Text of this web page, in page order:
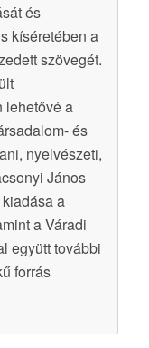
és
kíséretében a
szövegét.
lehetővé a
és
nyelvészeti,
János
a
a Váradi
együtt további
forrás